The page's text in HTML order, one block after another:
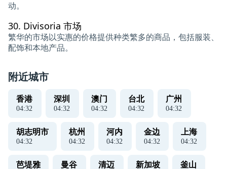
动。
30. Divisoria 市场
繁华的市场以实惠的价格提供种类繁多的商品，包括服装、
配饰和本地产品。
附近城市
香港
04:32
深圳
04:32
澳门
04:32
台北
04:32
广州
04:32
胡志明市
04:32
杭州
04:32
河内
04:32
金边
04:32
上海
04:32
芭堤雅 曼谷 清迈 新加坡 釜山